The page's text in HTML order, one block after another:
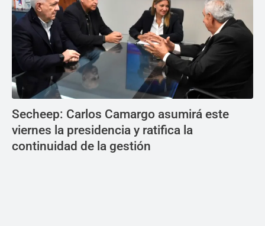
Secheep: Carlos Camargo asumirá este
viernes la presidencia y ratifica la
continuidad de la gestión